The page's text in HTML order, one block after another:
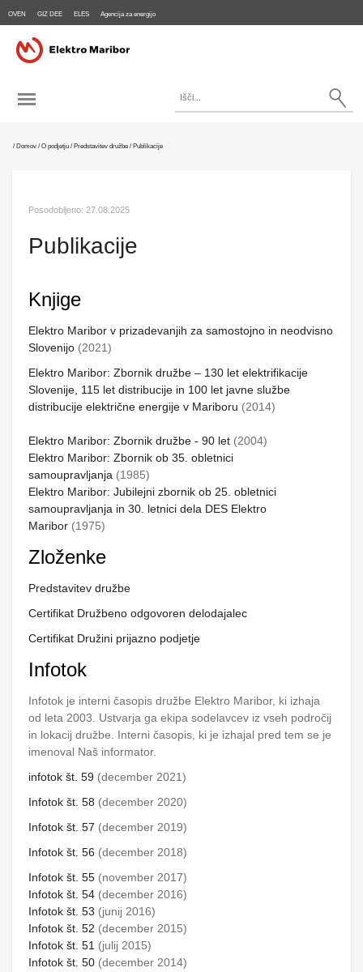
OVEN GIZ DEE ELES Agencija za energijo
/ Domov / O podjetju / Predstavitev družbe / Publikacije
Posodobljeno: 27.08.2025
Publikacije
Knjige
Elektro Maribor v prizadevanjih za samostojno in neodvisno
Slovenijo (2021)
Elektro Maribor: Zbornik družbe – 130 let elektrifikacije
Slovenije, 115 let distribucije in 100 let javne službe
distribucije električne energije v Mariboru (2014)
Elektro Maribor: Zbornik družbe - 90 let (2004)
Elektro Maribor: Zbornik ob 35. obletnici
samoupravljanja (1985)
Elektro Maribor: Jubilejni zbornik ob 25. obletnici
samoupravljanja in 30. letnici dela DES Elektro
Maribor (1975)
Zloženke
Predstavitev družbe
Certifikat Družbeno odgovoren delodajalec
Certifikat Družini prijazno podjetje
Infotok
Infotok je interni časopis družbe Elektro Maribor, ki izhaja
od leta 2003. Ustvarja ga ekipa sodelavcev iz vseh področij
in lokacij družbe. Interni časopis, ki je izhajal pred tem se je
imenoval Naš informator.
infotok št. 59 (december 2021)
Infotok št. 58 (december 2020)
Infotok št. 57 (december 2019)
Infotok št. 56 (december 2018)
Infotok št. 55 (november 2017)
Infotok št. 54 (december 2016)
Infotok št. 53 (junij 2016)
Infotok št. 52 (december 2015)
Infotok št. 51 (julij 2015)
Infotok št. 50 (december 2014)